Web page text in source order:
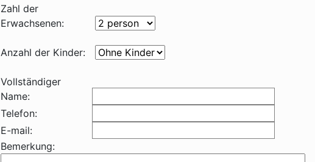
Zahl der
Erwachsenen:
Anzahl der Kinder:
Vollständiger
Name:
Telefon:
E-mail:
Bemerkung: